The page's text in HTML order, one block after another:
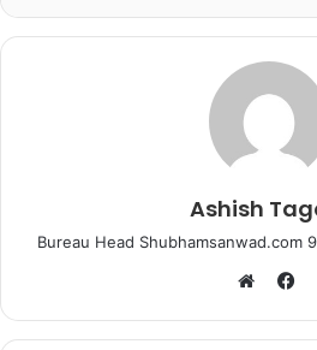
o
p
Ashish
Bureau Head Shubhamsanwad.com